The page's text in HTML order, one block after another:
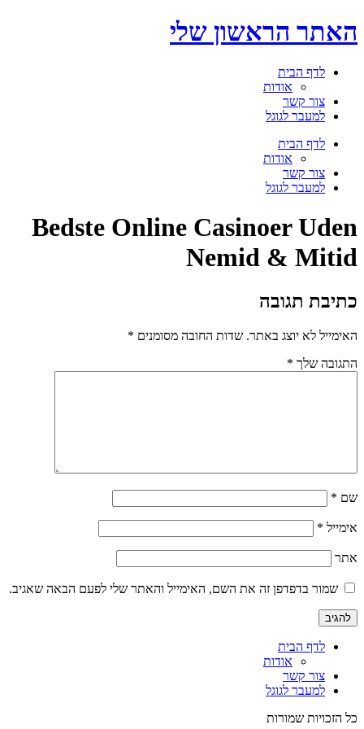
דלג
לתוכן
האתר הראשון שלי
לדף הבית
אודות
צור קשר
למעבר לגוגל
תפריט לדף הבית
אודות
צור קשר
למעבר לגוגל
Bedste Online Casinoer Uden
Nemid & Mitid
כתיבת תגובה
האימייל לא יוצג באתר. שדות החובה מסומנים *
התגובה שלך *
שם *
אימייל *
אתר
שמור בדפדפן זה את השם, האימייל והאתר שלי לפעם הבאה שאגיב.
לדף הבית
אודות
צור קשר
למעבר לגוגל
כל הזכויות שמורות